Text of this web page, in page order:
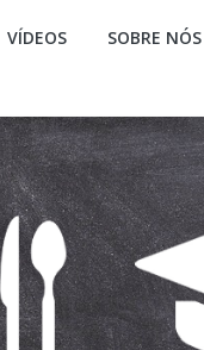
a
parte
mais
importante
da
sociedade.
VÍDEOS SOBRE NÓS